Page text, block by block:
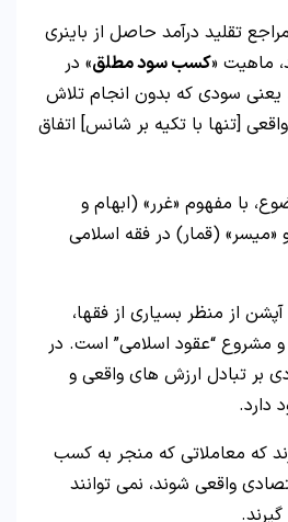
تقلید درآمد حاصل از باینری
ماهیت «کسب سود مطلق» در
سودی که بدون انجام تلاش
[تنها با تکیه بر شانس] اتفاق
با مفهوم «غرر» (ابهام و
«میسر» (قمار) در فقه اسلامی
از منظر بسیاری از فقها،
مشروع “عقود اسلامی” است. در
بر تبادل ارزش های واقعی و
دارد.
که معاملاتی که منجر به کسب
واقعی شوند، نمی توانند